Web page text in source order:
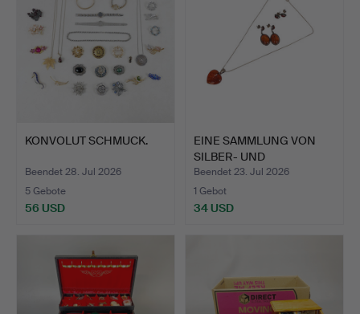
KONVOLUT SCHMUCK.
Beendet 28. Jul 2026
5 Gebote
56 USD
EINE SAMMLUNG VON
SILBER- UND
BERNSTEINSCH…
Beendet 23. Jul 2026
1 Gebot
34 USD